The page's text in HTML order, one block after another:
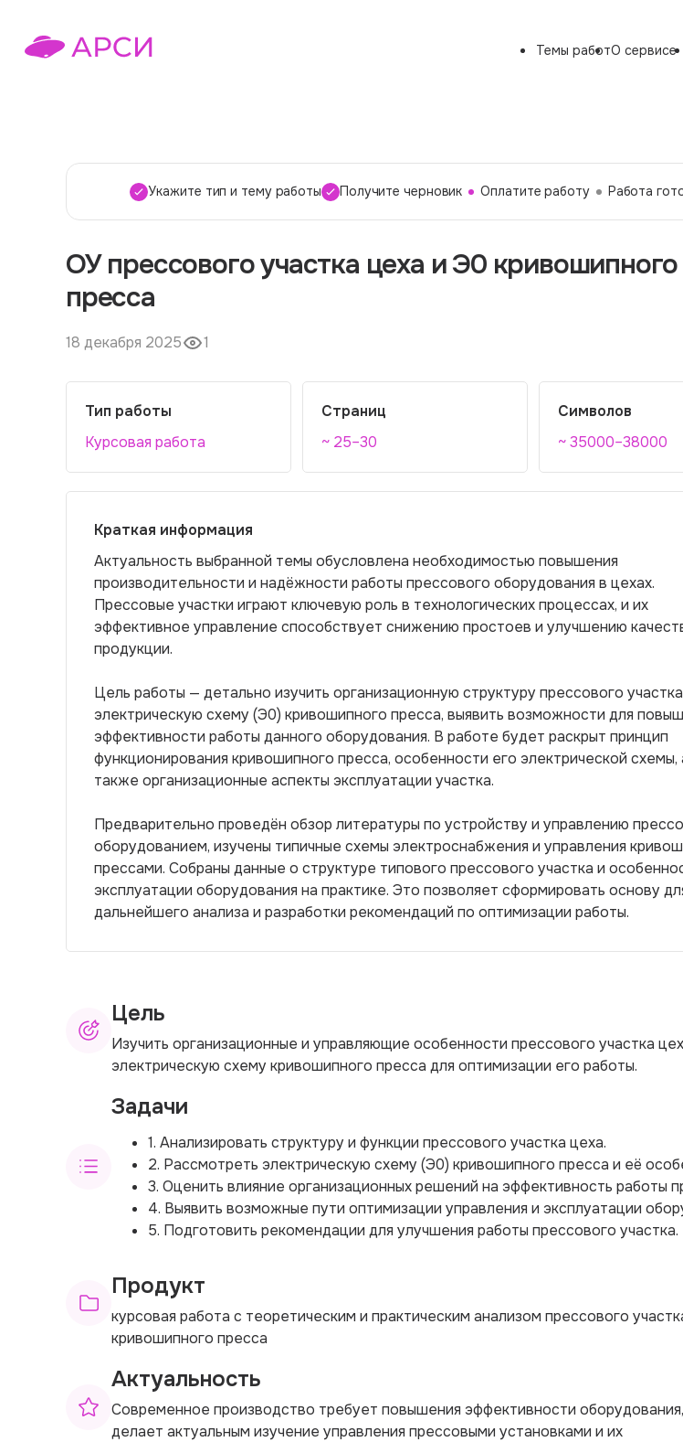
Темы работО сервисе
Укажите тип и тему работы Получите черновик Оплатите работу Работа
ОУ прессового участка цеха и Э0 кривошипного
пресса
18 декабря 2025 1
Тип работы
Курсовая работа
Страниц
~ 25–30
Символов
~ 35000–38000
Краткая информация
Актуальность выбранной темы обусловлена необходимостью повышения
производительности и надёжности работы прессового оборудования в цехах.
Прессовые участки играют ключевую роль в технологических процессах, и их
эффективное управление способствует снижению простоев и улучшению
продукции.
Цель работы — детально изучить организационную структуру прессового
электрическую схему (Э0) кривошипного пресса, выявить возможности для
эффективности работы данного оборудования. В работе будет раскрыт принцип
функционирования кривошипного пресса, особенности его электрической схемы,
также организационные аспекты эксплуатации участка.
Предварительно проведён обзор литературы по устройству и управлению
оборудованием, изучены типичные схемы электроснабжения и управления
прессами. Собраны данные о структуре типового прессового участка и
эксплуатации оборудования на практике. Это позволяет сформировать основу
дальнейшего анализа и разработки рекомендаций по оптимизации работы.
Цель
Изучить организационные и управляющие особенности прессового участка
электрическую схему кривошипного пресса для оптимизации его работы.
Задачи
1. Анализировать структуру и функции прессового участка цеха.
2. Рассмотреть электрическую схему (Э0) кривошипного пресса и её
3. Оценить влияние организационных решений на эффективность работы
4. Выявить возможные пути оптимизации управления и эксплуатации
5. Подготовить рекомендации для улучшения работы прессового участка.
Продукт
курсовая работа с теоретическим и практическим анализом прессового
кривошипного пресса
Актуальность
Современное производство требует повышения эффективности
делает актуальным изучение управления прессовыми установками и их